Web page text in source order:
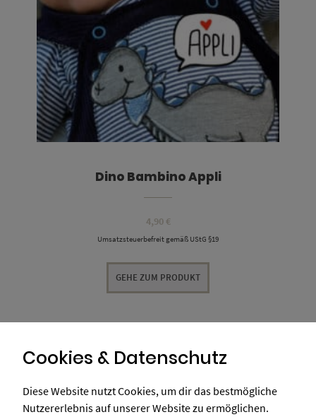
Dino Bambino Appli
4,90 €
Umsatzsteuerbefreit gemäß UStG §19
GEHE ZUM PRODUKT
Cookies & Datenschutz
Diese Website nutzt Cookies, um dir das bestmögliche
Nutzererlebnis auf unserer Website zu ermöglichen.